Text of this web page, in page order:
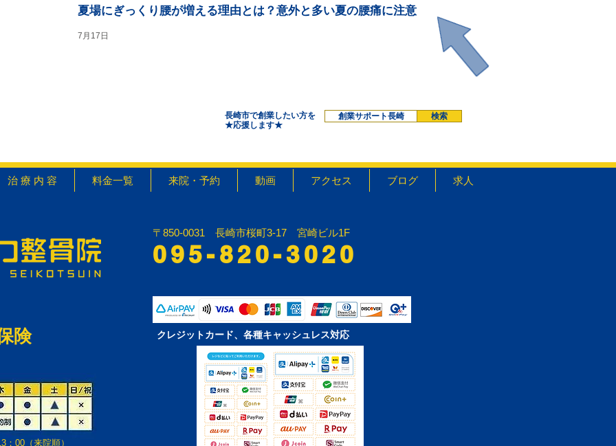
夏場にぎっくり腰が増える理由とは？意外と多い夏の腰痛に注意
7月17日
長崎市で創業したい方を
​★応援します★
創業サポート長崎 検索
治 療 内 容 料金一覧 来院・予約 動画 アクセス ブログ 求人
〒850-0031 長崎市桜町3-17 宮崎ビル1F
095-820-3020
険
00（来院順）
クレジットカード、各種キャッシュレス対応